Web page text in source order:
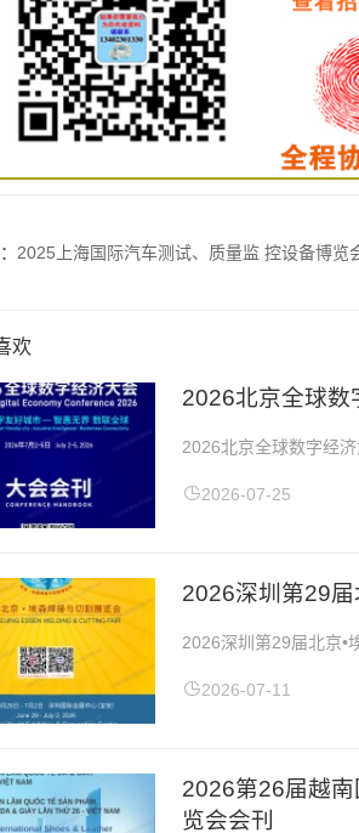
2025上海国际汽车测试、质量监 控设备博览会会刊-参展
欢
2026北京全球数
2026北京全球数字经
全球数字经济大会会刊
2026-07-25
2026深圳第29
2026深圳第29届北京•
展会地点：深圳国际会
2026-07-11
​2026第26届越
览会会刊